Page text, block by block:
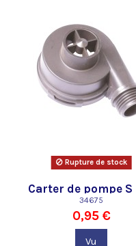
Rupture de stock
Carter de pompe
34675
0,95 €
Vu